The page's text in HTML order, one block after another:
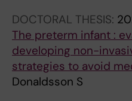
DOCTORAL THESIS:
The preterm infant :
developing non-
strategies to avoid
Donaldsson S